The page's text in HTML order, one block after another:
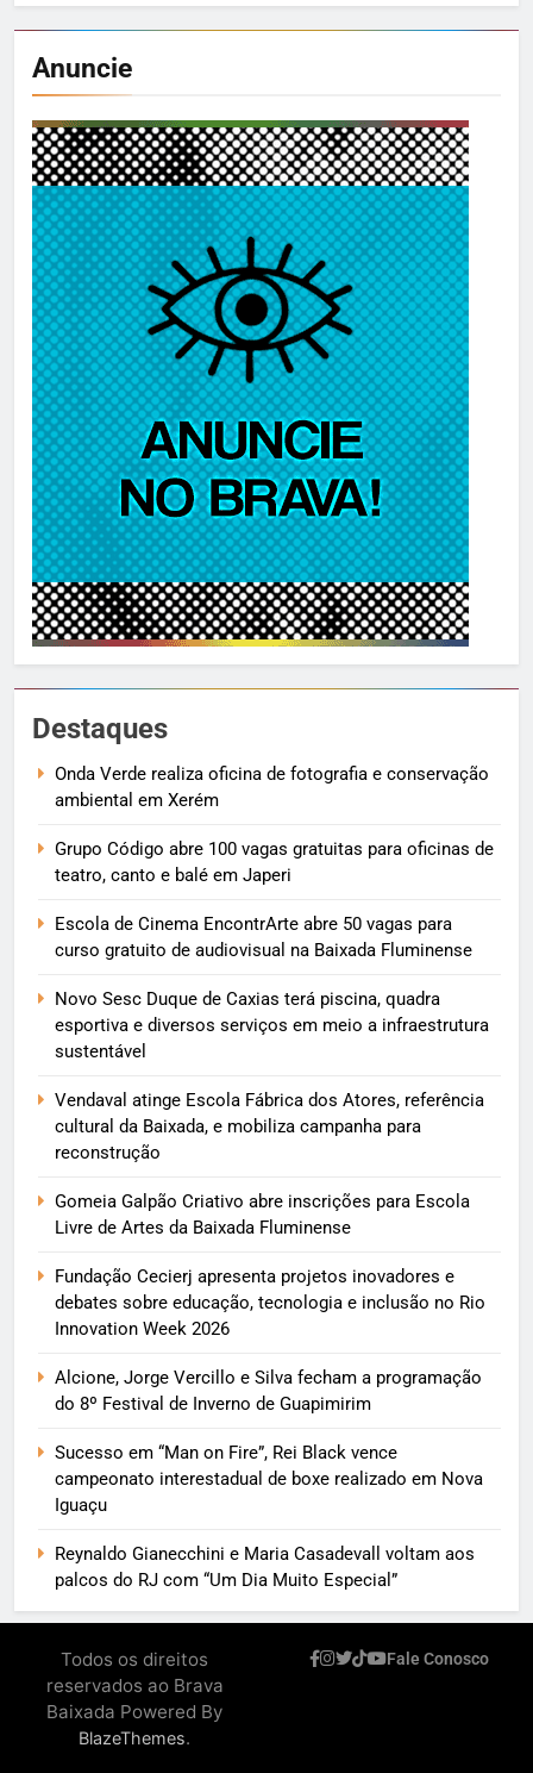
Anuncie
Destaques
Onda Verde realiza oficina de fotografia e conservação
ambiental em Xerém
Grupo Código abre 100 vagas gratuitas para oficinas de
teatro, canto e balé em Japeri
Escola de Cinema EncontrArte abre 50 vagas para
curso gratuito de audiovisual na Baixada Fluminense
Novo Sesc Duque de Caxias terá piscina, quadra
esportiva e diversos serviços em meio a infraestrutura
sustentável
Vendaval atinge Escola Fábrica dos Atores, referência
cultural da Baixada, e mobiliza campanha para
reconstrução
Gomeia Galpão Criativo abre inscrições para Escola
Livre de Artes da Baixada Fluminense
Fundação Cecierj apresenta projetos inovadores e
debates sobre educação, tecnologia e inclusão no Rio
Innovation Week 2026
Alcione, Jorge Vercillo e Silva fecham a programação
do 8º Festival de Inverno de Guapimirim
Sucesso em “Man on Fire”, Rei Black vence
campeonato interestadual de boxe realizado em Nova
Iguaçu
Reynaldo Gianecchini e Maria Casadevall voltam aos
palcos do RJ com “Um Dia Muito Especial”
Todos os direitos
reservados ao Brava
Baixada Powered By
BlazeThemes.
Fale Conosco